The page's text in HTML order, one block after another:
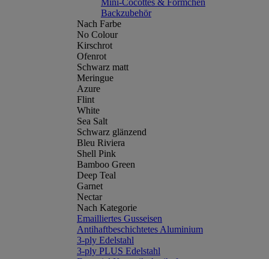
Mini-Cocottes & Förmchen
Backzubehör
Nach Farbe
No Colour
Kirschrot
Ofenrot
Schwarz matt
Meringue
Azure
Flint
White
Sea Salt
Schwarz glänzend
Bleu Riviera
Shell Pink
Bamboo Green
Deep Teal
Garnet
Nectar
Nach Kategorie
Emailliertes Gusseisen
Antihaftbeschichtetes Aluminium
3-ply Edelstahl
3-ply PLUS Edelstahl